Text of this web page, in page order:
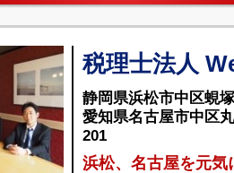
税理士法人
静岡県浜松市中区蜆
愛知県名古屋市中区
201
浜松、名古屋を元気